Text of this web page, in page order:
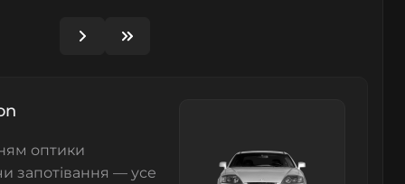
оптики
запотівання — усе